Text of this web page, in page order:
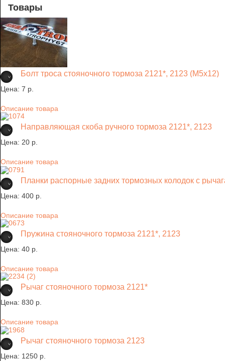
Товары
Болт троса стояночного тормоза 2121*, 2123 (М5х12)
Цена: 7 p.
Описание товара
Направляющая скоба ручного тормоза 2121*, 2123
Цена: 20 p.
Описание товара
Планки распорные задних тормозных колодок с
Цена: 400 p.
Описание товара
Пружина стояночного тормоза 2121*, 2123
Цена: 40 p.
Описание товара
Рычаг стояночного тормоза 2121*
Цена: 830 p.
Описание товара
Рычаг стояночного тормоза 2123
Цена: 1250 p.